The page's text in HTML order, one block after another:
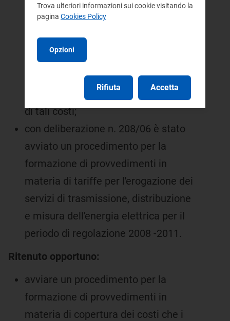
economici per i distributori stessi a
motivo delle risorse da dedicare a
tale servizio; e che la deliberazione
n. 157/07 rimanda ad ulteriore
provvedimento dell'Autorità la
definizione di norme per la copertura
di tali costi;
con deliberazione n. 208/06 è stato
avviato un procedimento per la
formazione di provvedimenti in
materia di tariffe per l'erogazione dei
servizi di trasmissione, distribuzione
e misura dell'energia elettrica per il
periodo di regolazione 2008 -2011.
Ritenuto opportuno:
avviare un procedimento per la
formazione di provvedimenti in
materia di copertura dei costi che i
Trova ulteriori informazioni sui cookie visitando la
pagina Cookies Policy
Opzioni
Rifiuta Accetta